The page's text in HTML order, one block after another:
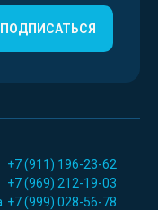
ПОДПИСАТЬСЯ
+7 (911) 196-23-62
+7 (969) 212-19-03
+7 (999) 028-56-78